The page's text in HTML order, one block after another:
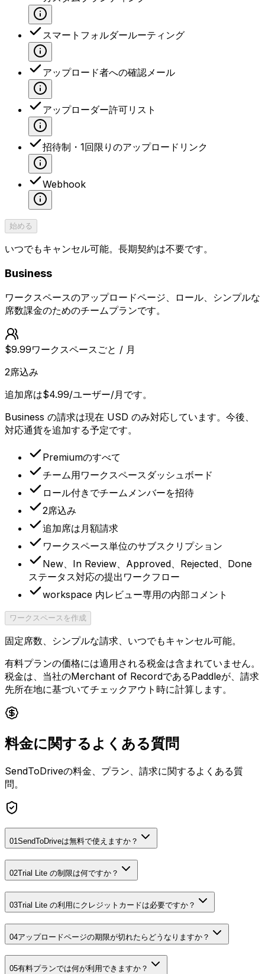
スマートフォルダールーティング
アップロード者への確認メール
アップローダー許可リスト
招待制・1回限りのアップロードリンク
Webhook
始める
いつでもキャンセル可能。長期契約は不要です。
Business
ワークスペースのアップロードページ、ロール、シンプルな
席数課金のためのチームプランです。
$9.99ワークスペースごと / 月
2席込み
追加席は$4.99/ユーザー/月です。
Business の請求は現在 USD のみ対応しています。今後、
対応通貨を追加する予定です。
Premiumのすべて
チーム用ワークスペースダッシュボード
ロール付きでチームメンバーを招待
2席込み
追加席は月額請求
ワークスペース単位のサブスクリプション
New、In Review、Approved、Rejected、Done
ステータス対応の提出ワークフロー
workspace 内レビュー専用の内部コメント
ワークスペースを作成
固定席数、シンプルな請求、いつでもキャンセル可能。
有料プランの価格には適用される税金は含まれていません。
税金は、当社のMerchant of RecordであるPaddleが、請求
先所在地に基づいてチェックアウト時に計算します。
料金に関するよくある質問
SendToDriveの料金、プラン、請求に関するよくある質
問。
01SendToDriveは無料で使えますか？
02Trial Lite の制限は何ですか？
03Trial Lite の利用にクレジットカードは必要ですか？
04アップロードページの期限が切れたらどうなりますか？
05有料プランでは何が利用できますか？